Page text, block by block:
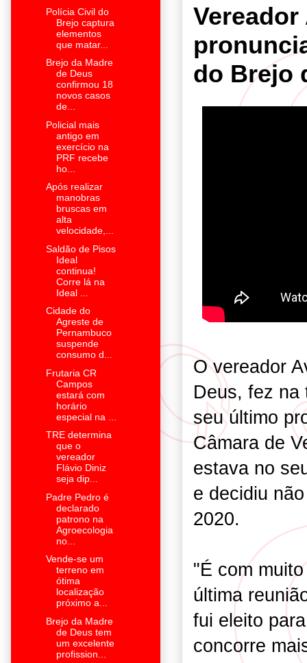
do Brejo
O vereador
Deus, fez na
seu último
Câmara de
estava no
e decidiu
2020.
"É com
última
fui eleito
concorre
Polícia Civil do
Brejo captura
elementos
que matar...
Brejo da Madre
de Deus
confirmou 18
novos casos
de...
Policial mais
antigo em
exercício na
PRF recebe
ho...
Após realizar
manobras
bruscas em
alta
velocidade,...
Saldão de Pisos
Ideal
continua!
Corre lá na
Ideal ...
Cidade do
Agreste de
Pernambuco
suspende
consumo d...
Frutaria CR
Campos
estará com
horário
especial na ...
TRE determina
que o
vereador
Flávio Diniz
seja dip...
Padre Pedro é
declarado
patrono na
Agroecologia
no...
Vende-se um
terreno em
ótima
localização
próximo a...
Brejo da Madre
de Deus tem
um excelente
profission...